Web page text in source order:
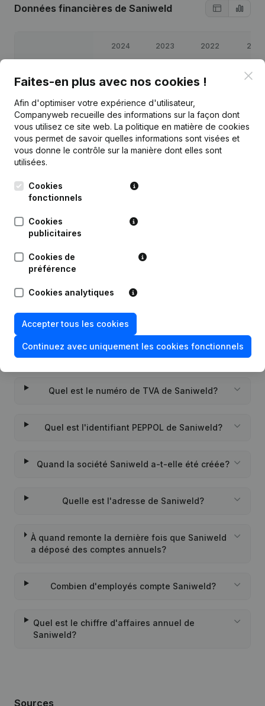
Données financières de Saniweld
2024 2023 2022 2021
Bénéfices/pertes 24 932
Capitaux propres €55 027 €50 602 €
12 602 9 356 26 431
Publicationsde Saniweld
Date
Succursale, etc...)
Questions fréquemment posées
Quel est le numéro de TVA de Saniweld?
Quel est l'identifiant PEPPOL de Saniweld?
Quand la société Saniweld a-t-elle été créée?
Quelle est l'adresse de Saniweld?
À quand remonte la dernière fois que Saniweld
a déposé des comptes annuels?
Combien d'employés compte Saniweld?
Quel est le chiffre d'affaires annuel de
Saniweld?
Sources
Faites-en plus avec nos cookies !
Afin d'optimiser votre expérience d'utilisateur,
Companyweb recueille des informations sur la façon dont
vous utilisez ce site web. La politique en matière de cookies
vous permet de savoir quelles informations sont visées et
vous donne le contrôle sur la manière dont elles sont
utilisées.
Cookies
fonctionnels
Cookies
publicitaires
Cookies de
préférence
Cookies analytiques
Accepter tous les cookies
Continuez avec uniquement les cookies fonctionnels